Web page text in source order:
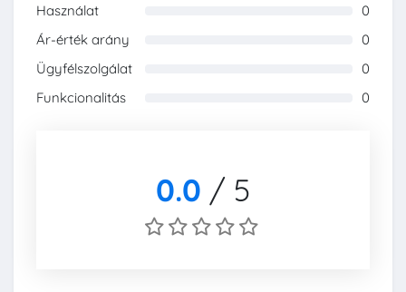
Használat
0
Ár-érték arány
0
Ügyfélszolgálat
0
Funkcionalitás
0
0.0 / 5